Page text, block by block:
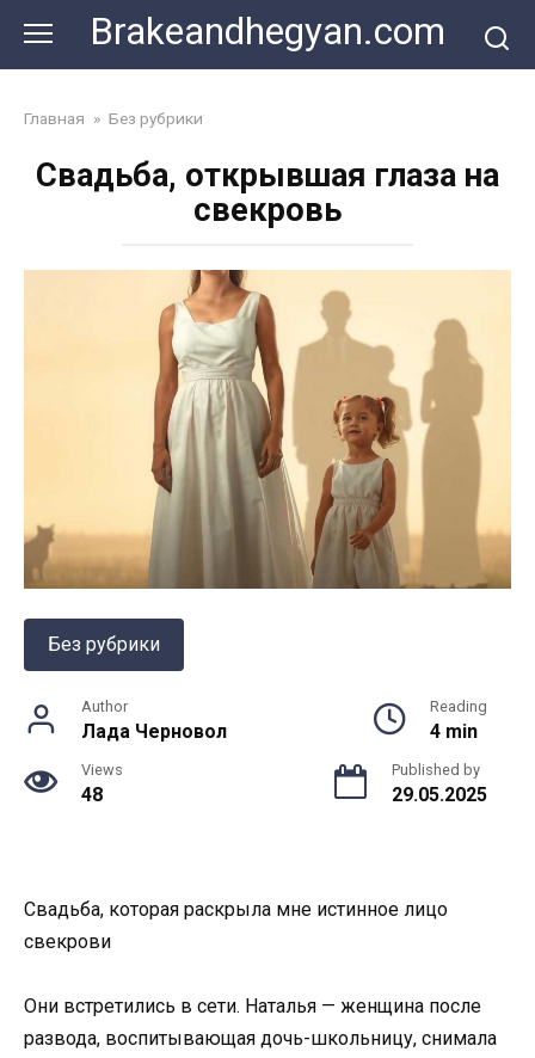
content
Brakeandhegyan.com
Главная » Без рубрики
Свадьба, открывшая глаза на
свекровь
Без рубрики
Author
Лада Черновол
Reading
4 min
Views
48
Published by
29.05.2025
Свадьба, которая раскрыла мне истинное лицо
свекрови
Они встретились в сети. Наталья — женщина после
развода, воспитывающая дочь-школьницу, снимала